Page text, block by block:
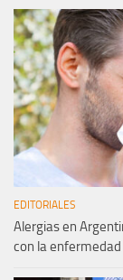
EDITORIALES
Alergias en
con la